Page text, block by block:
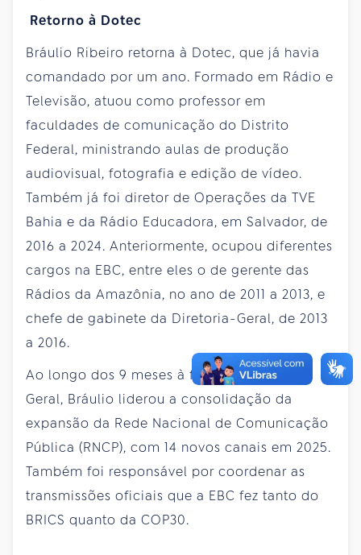
Retorno à Dotec
Bráulio Ribeiro retorna à Dotec, que já havia
comandado por um ano. Formado em Rádio e
Televisão, atuou como professor em
faculdades de comunicação do Distrito
Federal, ministrando aulas de produção
audiovisual, fotografia e edição de vídeo.
Também já foi diretor de Operações da TVE
Bahia e da Rádio Educadora, em Salvador, de
2016 a 2024. Anteriormente, ocupou diferentes
cargos na EBC, entre eles o de gerente das
Rádios da Amazônia, no ano de 2011 a 2013, e
chefe de gabinete da Diretoria-Geral, de 2013
a 2016.
Ao longo dos 9 meses à frente da Diretoria
Geral, Bráulio liderou a consolidação da
expansão da Rede Nacional de Comunicação
Pública (RNCP), com 14 novos canais em 2025.
Também foi responsável por coordenar as
transmissões oficiais que a EBC fez tanto do
BRICS quanto da COP30.